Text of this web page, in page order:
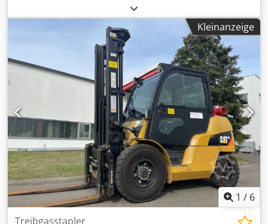
Kleinanzeige
1 / 6
Treibgasstapler